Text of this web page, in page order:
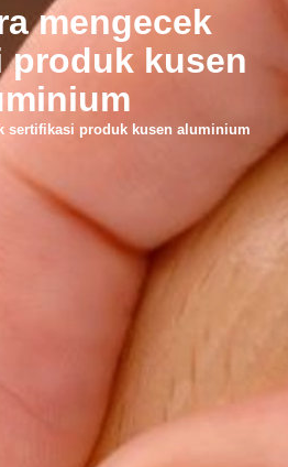
mengecek
produk kusen
sertifikasi produk kusen aluminium